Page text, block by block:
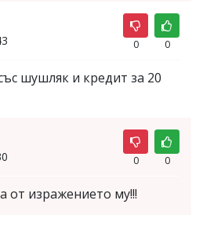
0 0
шушляк и кредит за 20
0 0
от изражението му!!!